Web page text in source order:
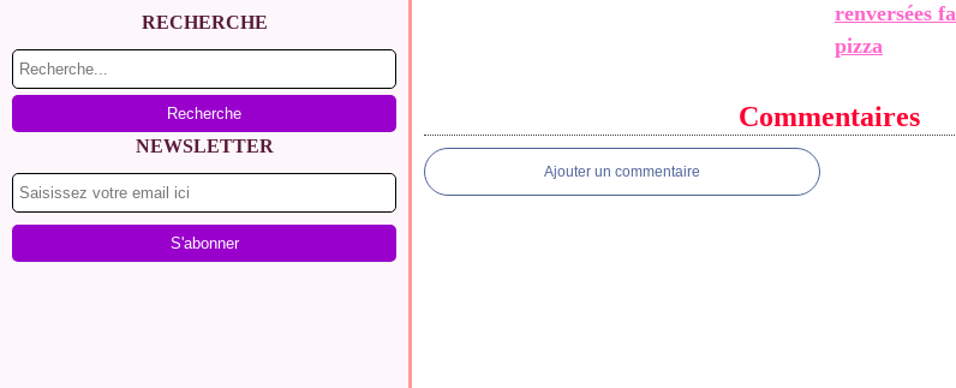
RECHERCHE
NEWSLETTER
renversées
pizza
Commentaires
Ajouter un commentaire